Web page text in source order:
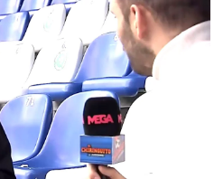
de 2023, 06:00
2023, 02:49